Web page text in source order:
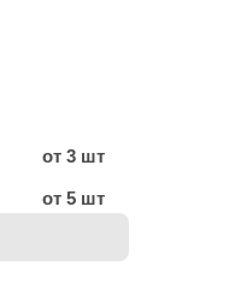
от 3 шт
от 5 шт